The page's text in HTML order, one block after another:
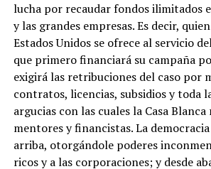
lucha por recaudar fondos ilimitados
y las grandes empresas. Es decir,
Estados Unidos se ofrece al servicio
que primero financiará su campaña
exigirá las retribuciones del caso por
contratos, licencias, subsidios y toda
argucias con las cuales la Casa
mentores y financistas. La
arriba, otorgándole poderes
ricos y a las corporaciones; y desde